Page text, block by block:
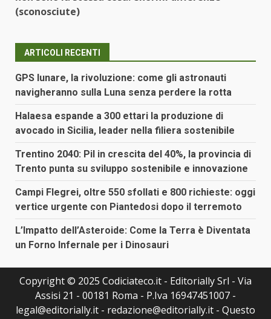
(sconosciute)
ARTICOLI RECENTI
GPS lunare, la rivoluzione: come gli astronauti
navigheranno sulla Luna senza perdere la rotta
Halaesa espande a 300 ettari la produzione di
avocado in Sicilia, leader nella filiera sostenibile
Trentino 2040: Pil in crescita del 40%, la provincia di
Trento punta su sviluppo sostenibile e innovazione
Campi Flegrei, oltre 550 sfollati e 800 richieste: oggi
vertice urgente con Piantedosi dopo il terremoto
L’Impatto dell’Asteroide: Come la Terra è Diventata
un Forno Infernale per i Dinosauri
Copyright © 2025 Codiciateco.it - Editorially Srl - Via
Assisi 21 - 00181 Roma - P.Iva 16947451007 -
legal@editorially.it - redazione@editorially.it - Questo